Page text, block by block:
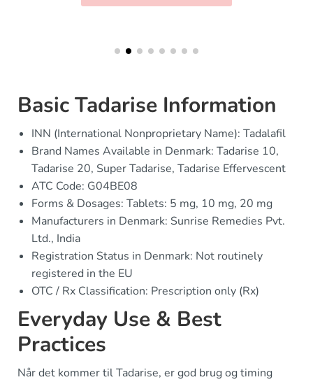
Basic Tadarise Information
INN (International Nonproprietary Name): Tadalafil
Brand Names Available in Denmark: Tadarise 10,
Tadarise 20, Super Tadarise, Tadarise Effervescent
ATC Code: G04BE08
Forms & Dosages: Tablets: 5 mg, 10 mg, 20 mg
Manufacturers in Denmark: Sunrise Remedies Pvt.
Ltd., India
Registration Status in Denmark: Not routinely
registered in the EU
OTC / Rx Classification: Prescription only (Rx)
Everyday Use & Best
Practices
Når det kommer til Tadarise, er god brug og timing